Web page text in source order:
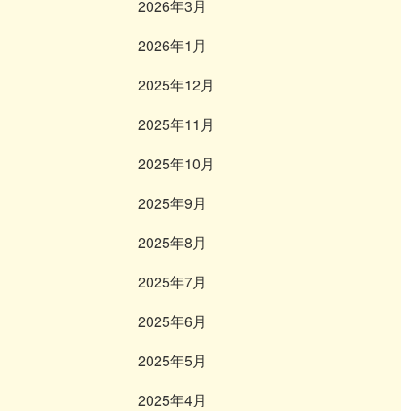
2026年3月
2026年1月
2025年12月
2025年11月
2025年10月
2025年9月
2025年8月
2025年7月
2025年6月
2025年5月
2025年4月